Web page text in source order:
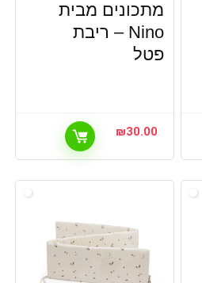
מתכונים מבית
Nino – ריבת
פטל
₪30.00